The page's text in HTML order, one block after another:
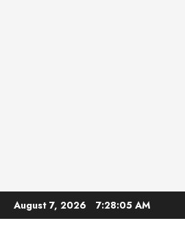
Skip
to
August 7, 2026 7:28:06 AM